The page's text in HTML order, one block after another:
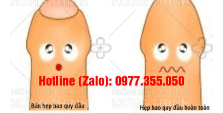
Cách chữa hẹp bao quy đầu hiệu quả hiện nay